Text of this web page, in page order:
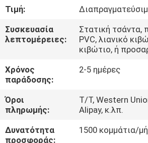
ΕΠΙΚΟΙΝΩΝΉΣΤΕ
ΜΑΖΊ
ΕΙΔΉΣΕΙΣ
ΥΠΟΘΈΣΕΙΣ
Τιμή:
Συσκευασία
λεπτομέρειες:
Στατική τσάντα,
PVC, λιανικό
κιβώτιο, ή
Χρόνος
παράδοσης:
2-5 ημέρες
Όροι
πληρωμής:
T/T, Western
Alipay, κ.λπ.
Δυνατότητα
προσφοράς:
1500 κομμάτια/